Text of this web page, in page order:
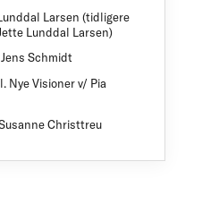
Larsen (tidligere
Lunddal Larsen)
Schmidt
Nye Visioner v/ Pia
Christtreu